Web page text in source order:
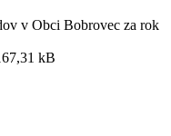
v Obci Bobrovec za rok
kB